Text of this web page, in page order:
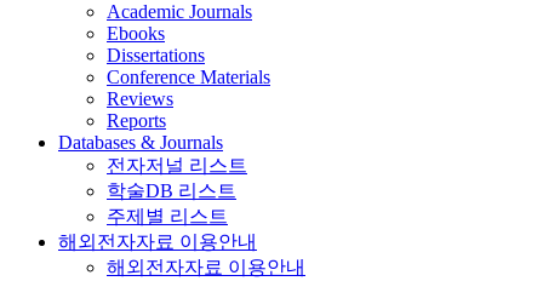
Academic Journals
Ebooks
Dissertations
Conference Materials
Reviews
Reports
Databases & Journals
전자저널 리스트
학술DB 리스트
주제별 리스트
해외전자자료 이용안내
해외전자자료 이용안내